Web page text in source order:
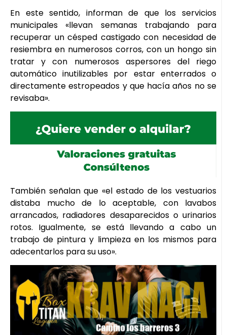
En este sentido, informan de que los servicios
municipales «llevan semanas trabajando para
recuperar un césped castigado con necesidad de
resiembra en numerosos corros, con un hongo sin
tratar y con numerosos aspersores del riego
automático inutilizables por estar enterrados o
directamente estropeados y que hacía años no se
revisaba».
También señalan que «el estado de los vestuarios
distaba mucho de lo aceptable, con lavabos
arrancados, radiadores desaparecidos o urinarios
rotos. Igualmente, se está llevando a cabo un
trabajo de pintura y limpieza en los mismos para
adecentarlos para su uso».